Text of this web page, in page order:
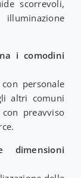
scorrevoli,
i comodini
personale
altri comuni
preavviso
dimensioni